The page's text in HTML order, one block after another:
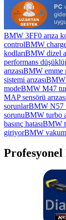
BMW 3FF0 arıza
controlBMW
kodlarıBMW dizel
performans
arızasıBMW emme
sistemi arızasıBMW
modeBMW M47
MAP sensörü arızası
sorunlarBMW N57
sorunuBMW turbo
basınç hatasıBMW
giriyorBMW vakum
Profesyonel